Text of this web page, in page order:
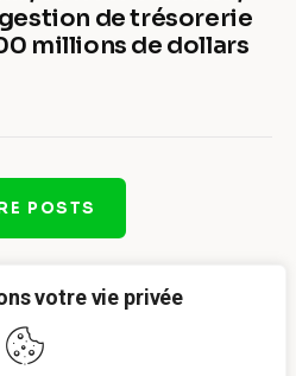
votre vie privée
de trésorerie
millions de dollars
POSTS